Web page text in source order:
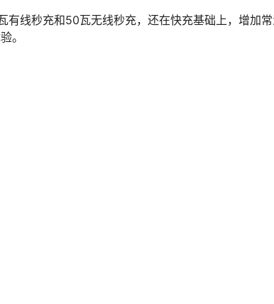
有线秒充和50瓦无线秒充，还在快充基础上，增加
。